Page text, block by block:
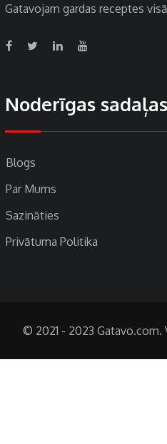
Gatavojam gardas receptes
Noderīgas sadaļas
Blogs
Par Mums
Sazināties
Privātuma Politika
© 2021 - 2023 Gatavo.com.